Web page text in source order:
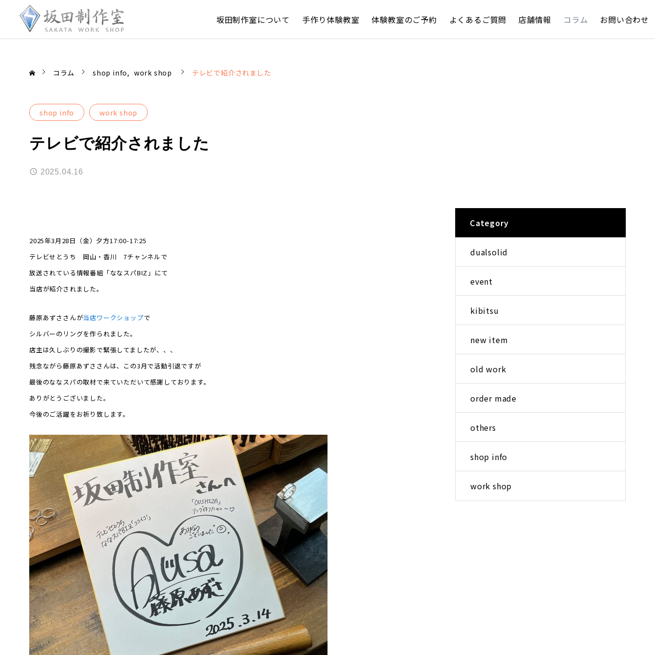
坂田制作室について 手作り体験教室 体験教室のご予約 よくあるご質問 店舗情報 コラム お問い合わせ
コラム shop info work shop テレビで紹介されました
shop info work shop
テレビで紹介されました
2025.04.16
2025年3月28日（金）夕方17:00-17:25
テレビせとうち 岡山・香川 7チャンネルで
放送されている情報番組「ななスパBIZ」にて
当店が紹介されました。
藤原あずささんが当店ワークショップで
シルバーのリングを作られました。
店主は久しぶりの撮影で緊張してましたが、、、
残念ながら藤原あずささんは、この3月で活動引退ですが
最後のななスパの取材で来ていただいて感謝しております。
ありがとうございました。
今後のご活躍をお祈り致します。
Category
dualsolid
event
kibitsu
new item
old work
order made
others
shop info
work shop